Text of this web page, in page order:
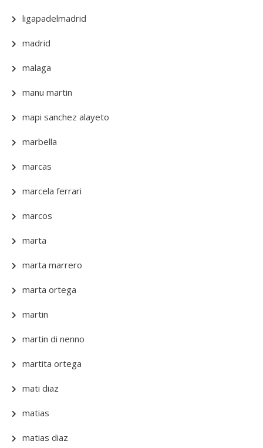
ligapadelmadrid
madrid
malaga
manu martin
mapi sanchez alayeto
marbella
marcas
marcela ferrari
marcos
marta
marta marrero
marta ortega
martin
martin di nenno
martita ortega
mati diaz
matias
matias diaz